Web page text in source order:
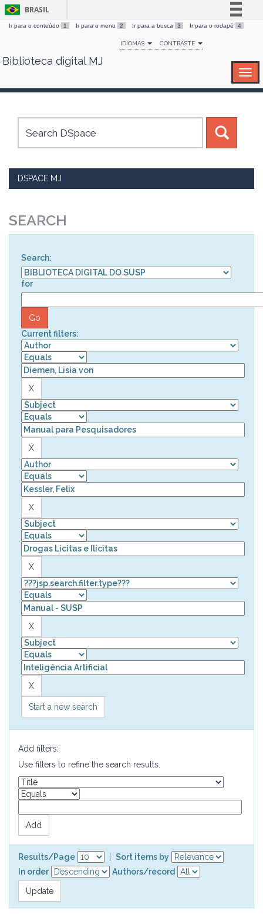
Skip
BRASIL
Simplifique!
Comunica BR
Canais
Ir para o conteúdo 1 Ir para o menu 2 Ir para a busca 3 Ir para o rodapé 4
IDIOMAS CONTRASTE
Biblioteca digital MJ
DSPACE MJ
SEARCH
Search:
for
Current filters:
Start a new search
Add filters:
Use filters to refine the search results.
Results/Page
Sort items by
In order
Authors/record